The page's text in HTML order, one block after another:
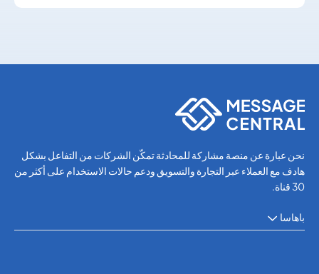
نحن عبارة عن منصة مشاركة للمحادثة تمكّن الشركات من التفاعل بشكل
هادف مع العملاء عبر التجارة والتسويق ودعم حالات الاستخدام على أكثر من
30 قناة.
باهاسا